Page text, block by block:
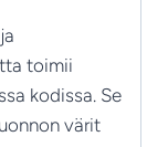
toimii
kodissa. Se
värit